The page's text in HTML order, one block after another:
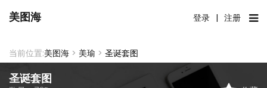
美图海 登录 | 注册
当前位置:美图海 > 美瑜 > 圣诞套图
圣诞套图